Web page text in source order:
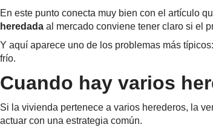
En este punto conecta muy bien con el artículo
heredada al mercado conviene tener claro si el
Y aquí aparece uno de los problemas más
frío.
Cuando hay varios
Si la vivienda pertenece a varios herederos, la
actuar con una estrategia común.